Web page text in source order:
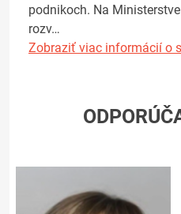
podnikoch. Na
rozv…
Zobraziť viac informácií o